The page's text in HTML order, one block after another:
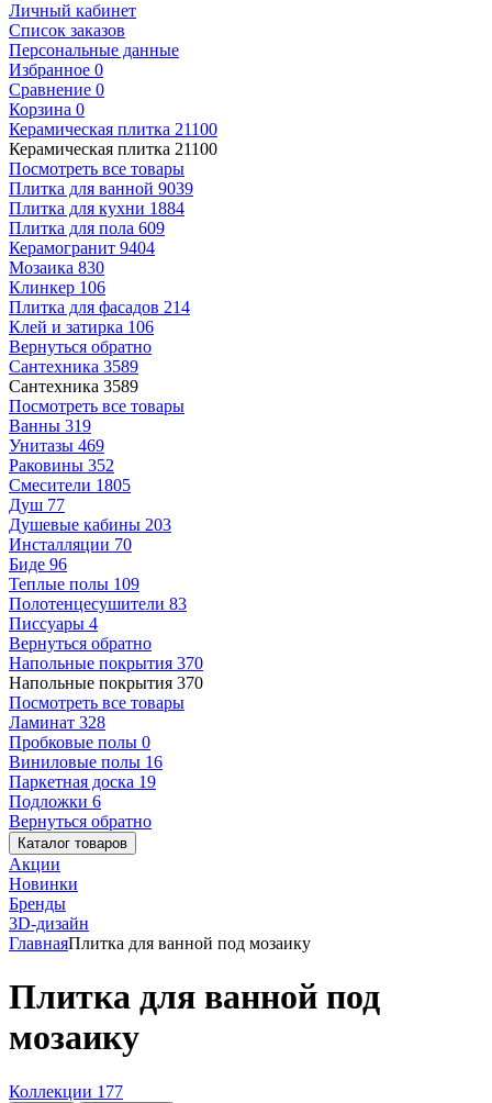
Личный кабинет
Список заказов
Персональные данные
Избранное 0
Сравнение 0
Корзина 0
Керамическая плитка 21100
Керамическая плитка 21100
Посмотреть все товары
Плитка для ванной 9039
Плитка для кухни 1884
Плитка для пола 609
Керамогранит 9404
Мозаика 830
Клинкер 106
Плитка для фасадов 214
Клей и затирка 106
Вернуться обратно
Сантехника 3589
Сантехника 3589
Посмотреть все товары
Ванны 319
Унитазы 469
Раковины 352
Смесители 1805
Душ 77
Душевые кабины 203
Инсталляции 70
Биде 96
Теплые полы 109
Полотенцесушители 83
Писсуары 4
Вернуться обратно
Напольные покрытия 370
Напольные покрытия 370
Посмотреть все товары
Ламинат 328
Пробковые полы 0
Виниловые полы 16
Паркетная доска 19
Подложки 6
Вернуться обратно
Каталог товаров
Акции
Новинки
Бренды
3D-дизайн
ГлавнаяПлитка для ванной под мозаику
Плитка для ванной под
мозаику
Коллекции 177